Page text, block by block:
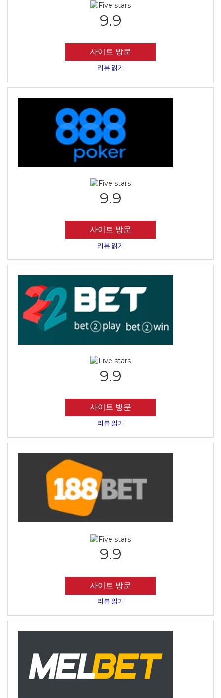
9.9
사이트 방문
리뷰 읽기
9.9
사이트 방문
리뷰 읽기
9.9
사이트 방문
리뷰 읽기
9.9
사이트 방문
리뷰 읽기